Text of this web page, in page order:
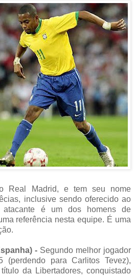
Real Madrid, e tem seu nome
inclusive sendo oferecido ao
atacante é um dos homens de
referência nesta equipe. É uma
-Segundo melhor jogador
(perdendo para Carlitos Tevez),
da Libertadores, conquistado